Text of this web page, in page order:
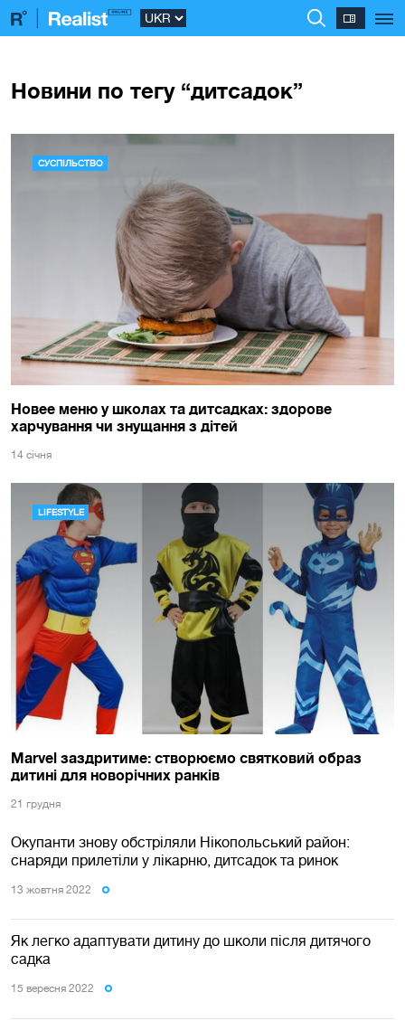
Новини по тегу “дитсадок”
СУСПІЛЬСТВО
Новее меню у школах та дитсадках: здорове
харчування чи знущання з дітей
14 сiчня
LIFESTYLE
Marvel заздритиме: створюємо святковий образ
дитині для новорічних ранків
21 грудня
Окупанти знову обстріляли Нікопольський район:
снаряди прилетіли у лікарню, дитсадок та ринок
13 жовтня 2022
Як легко адаптувати дитину до школи після дитячого
садка
15 вересня 2022